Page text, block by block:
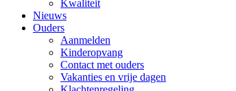
Kwaliteit
Nieuws
Ouders
Aanmelden
Kinderopvang
Contact met ouders
Vakanties en vrije dagen